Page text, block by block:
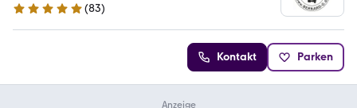
4.9 Sterne
(83)
Kontakt Parken